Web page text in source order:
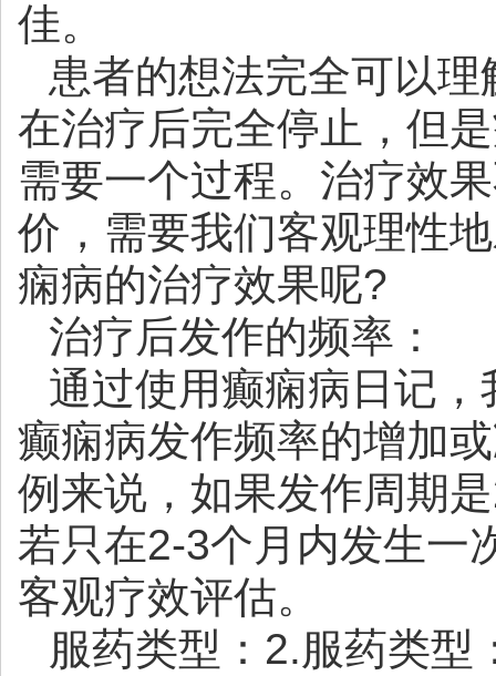
佳。
患者的想法完全可以
在治疗后完全停止，但
需要一个过程。治疗效
价，需要我们客观理性
痫病的治疗效果呢?
治疗后发作的频率：
通过使用癫痫病日记
癫痫病发作频率的增加
例来说，如果发作周期
若只在2-3个月内发生一
客观疗效评估。
服药类型：2.服药类型